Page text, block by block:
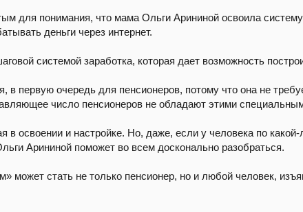
для понимания, что мама Ольги Арининой освоила
деньги через интернет.
системой заработка, которая дает возможность
в первую очередь для пенсионеров, потому что она не
число пенсионеров не обладают этими
в освоении и настройке. Но, даже, если у человека по
Арининой поможет во всем досконально разобраться.
может стать не только пенсионер, но и любой человек,